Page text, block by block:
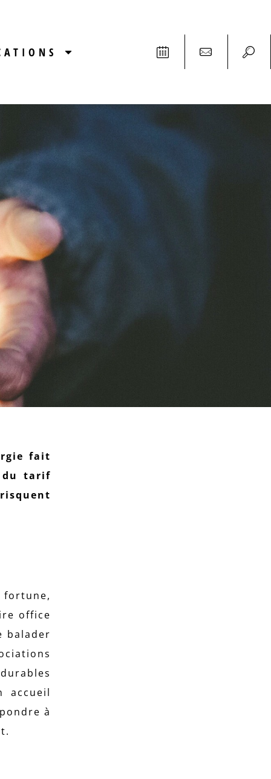
fait
du tarif
office
balader
accueil
à